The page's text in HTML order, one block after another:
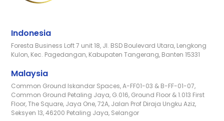
Indonesia
Foresta Business Loft 7 unit 18, Jl. BSD Boulevard Utara, Lengkong
Kulon, Kec. Pagedangan, Kabupaten Tangerang, Banten 15331
Malaysia
Common Ground Iskandar Spaces, A-FF01-03 & B-FF-01-07,
Common Ground Petaling Jaya, G.016, Ground Floor & 1.013 First
Floor, The Square, Jaya One, 72A, Jalan Prof Diraja Ungku Aziz,
Seksyen 13, 46200 Petaling Jaya, Selangor